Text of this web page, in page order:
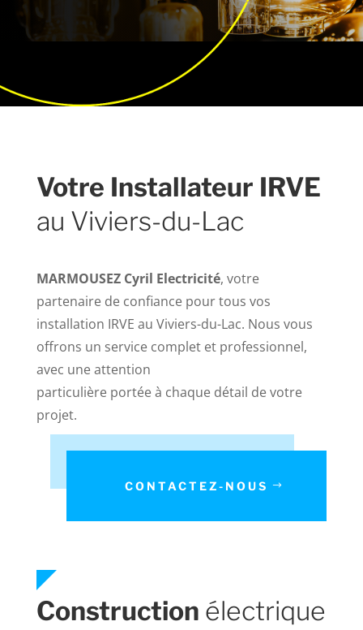
Votre Installateur IRVE
au Viviers-du-Lac
MARMOUSEZ Cyril Electricité, votre
partenaire de confiance pour tous vos
installation IRVE au Viviers-du-Lac. Nous vous
offrons un service complet et professionnel,
avec une attention
particulière portée à chaque détail de votre
projet.
CONTACTEZ-NOUS
Construction électrique